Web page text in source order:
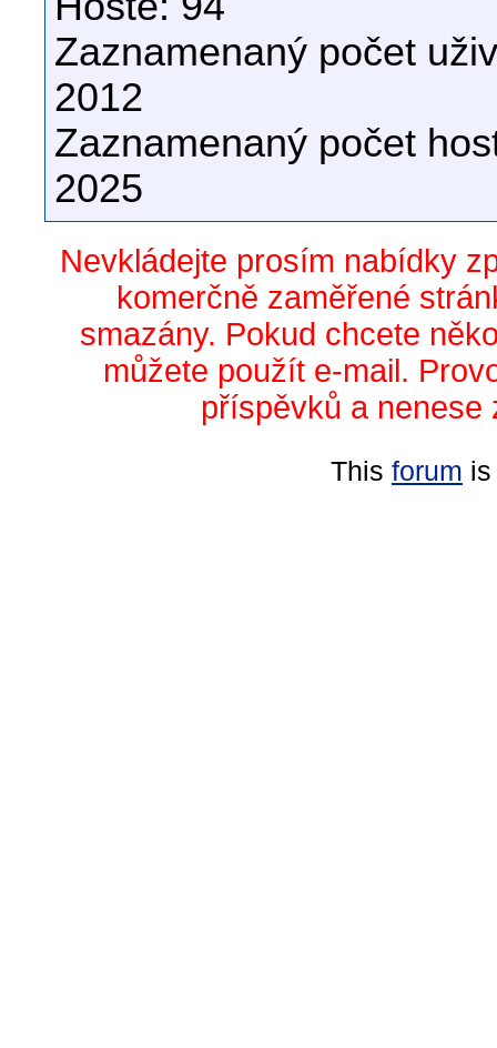
Zaznamenaný počet
2012
Zaznamenaný počet
2025
Nevkládejte prosím nabídky
komerčně zaměřené
smazány. Pokud chcete
můžete použít e-mail.
příspěvků a nenese
This forum